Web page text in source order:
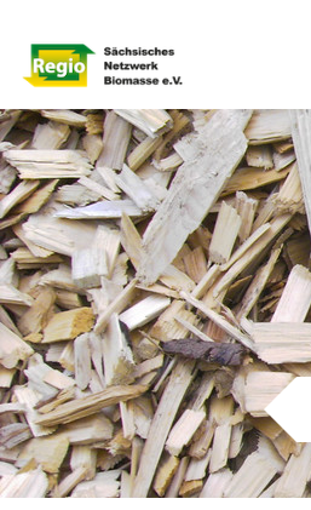
QS-Projekt Rapsölkraftstoff